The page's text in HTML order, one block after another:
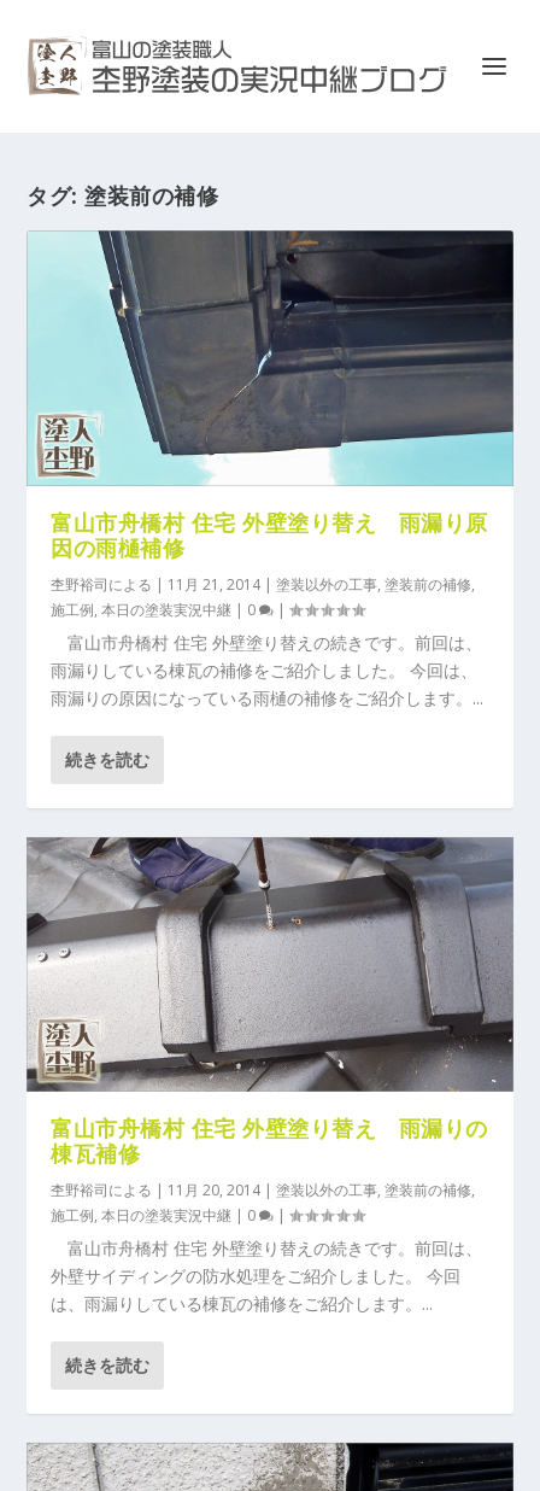
タグ:塗装前の補修
富山市舟橋村 住宅 外壁塗り替え 雨漏り原
因の雨樋補修
杢野裕司による | 11月 21, 2014|塗装以外の工事,塗装前の補修,
施工例,本日の塗装実況中継 | 0 |
富山市舟橋村 住宅 外壁塗り替えの続きです。前回は、
雨漏りしている棟瓦の補修をご紹介しました。 今回は、
雨漏りの原因になっている雨樋の補修をご紹介します。...
続きを読む
富山市舟橋村 住宅 外壁塗り替え 雨漏りの
棟瓦補修
杢野裕司による | 11月 20, 2014|塗装以外の工事,塗装前の補修,
施工例,本日の塗装実況中継 | 0 |
富山市舟橋村 住宅 外壁塗り替えの続きです。前回は、
外壁サイディングの防水処理をご紹介しました。 今回
は、雨漏りしている棟瓦の補修をご紹介します。...
続きを読む